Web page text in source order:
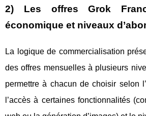
2) Les offres Grok
économique et niveaux
La logique de commercialisation
des offres mensuelles à plusieurs
permettre à chacun de choisir selon
l’accès à certaines fonctionnalités